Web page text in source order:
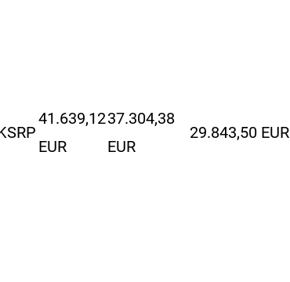
41.639,12
EUR
37.304,38
EUR
29.843,50 EUR